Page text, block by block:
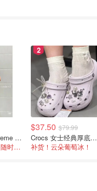
lululemon Softstreme 女士高腰短裤 10cm
不定时变回$19！随时点进来看
2
$37.50 $79.99
Crocs 女士经典厚底凉鞋
补货！云朵葡萄冰！